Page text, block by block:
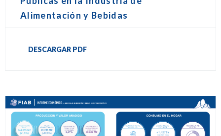
Alimentación y Bebidas
DESCARGAR PDF